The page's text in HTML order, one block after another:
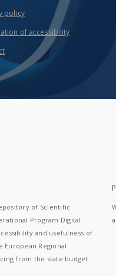
policy
of accessibility
of Scientific
Program Digital
and usefulness of
Regional
from the state budget.